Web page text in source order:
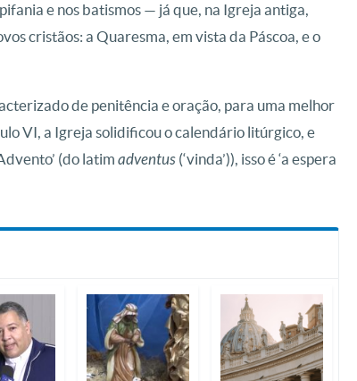
e nos batismos — já que, na Igreja antiga,
cristãos: a Quaresma, em vista da Páscoa, e o
de penitência e oração, para uma melhor
VI, a Igreja solidificou o calendário litúrgico, e
(do latim adventus (‘vinda’)), isso é ‘a espera